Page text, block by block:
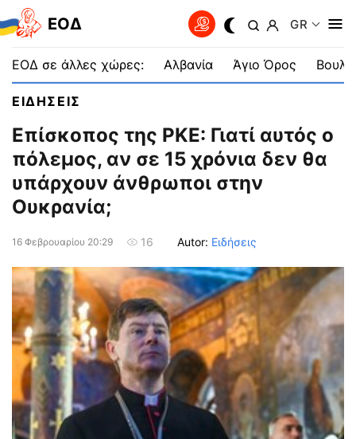
EOΔ GR
ΕΟΔ σε άλλες χώρες: Αλβανία Άγιο Όρος
ΕΙΔΗΣΕΙΣ
Επίσκοπος της ΡΚΕ: Γιατί αυτός ο
πόλεμος, αν σε 15 χρόνια δεν θα
υπάρχουν άνθρωποι στην
Ουκρανία;
16 Φεβρουαρίου 20:29 16 Autor: Ειδήσεις